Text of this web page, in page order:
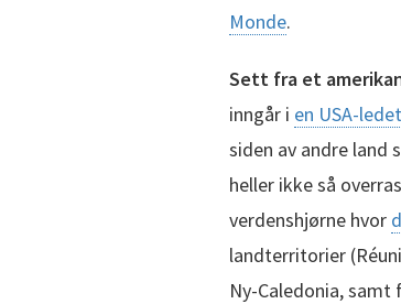
Monde.
Sett fra et
inngår i en USA-
siden av andre land
heller ikke så
verdenshjørne hvor
landterritorier
Ny-Caledonia,